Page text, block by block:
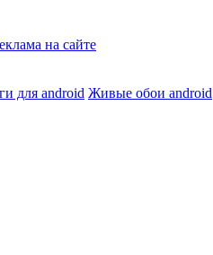
на сайте
для android Живые обои android